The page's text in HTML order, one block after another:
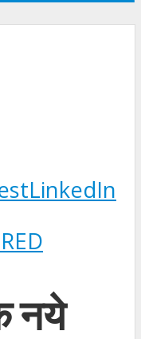
LinkedIn
नये